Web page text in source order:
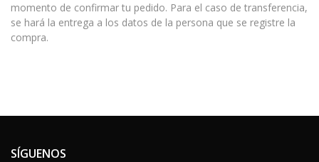
momento de confirmar tu pedido. Para el caso de transferencia,
se hará la entrega a los datos de la persona que se registre la
compra.
SÍGUENOS